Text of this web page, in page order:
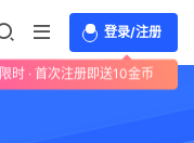
登录/注册
限时 · 首次注册即送10金币